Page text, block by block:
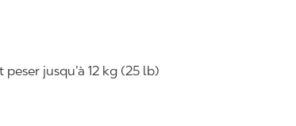
jusqu’à 12 kg (25 lb)